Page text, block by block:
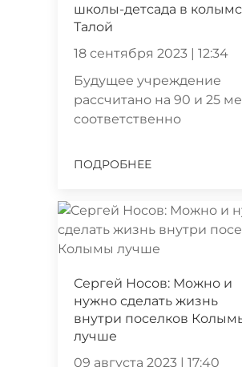
школы-детсада в
Талой
18 сентября 2023 | 12:34
Будущее учреждение
рассчитано на 90 и 25
соответственно
ПОДРОБНЕЕ
Сергей Носов: Можно и
нужно сделать жизнь
внутри поселков
лучше
09 августа 2023 | 17:40